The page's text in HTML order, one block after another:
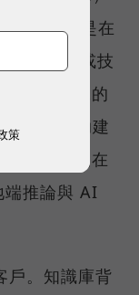
模型，而是在
約、法規或技
來源依據的
能力協助建
庫；而走在
端推論與 AI
戶。知識庫背
策